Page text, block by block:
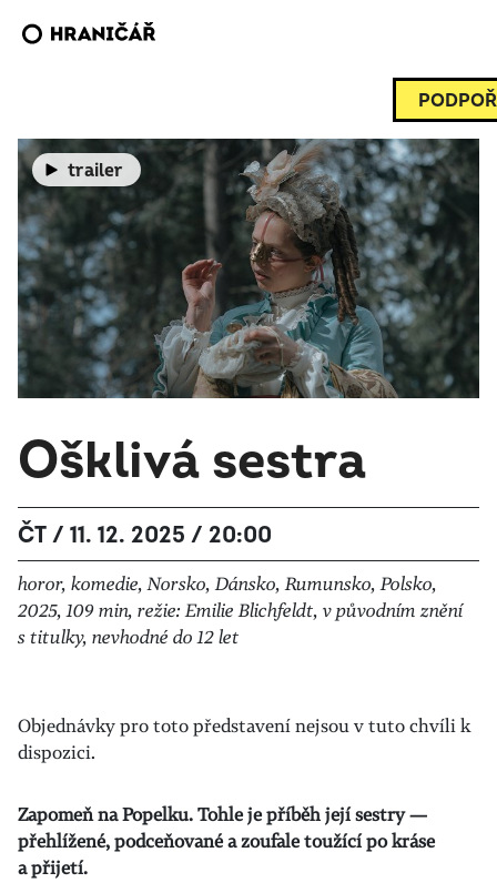
trailer
Ošklivá sestra
ČT / 11. 12. 2025 / 20:00
horor, komedie, Norsko, Dánsko, Rumunsko, Polsko,
2025, 109 min, režie: Emilie Blichfeldt, v původním znění
s titulky, nevhodné do 12 let
Objednávky pro toto představení nejsou v tuto chvíli k
dispozici.
Zapomeň na Popelku. Tohle je příběh její sestry —
přehlížené, podceňované a zoufale toužící po kráse
a přijetí.